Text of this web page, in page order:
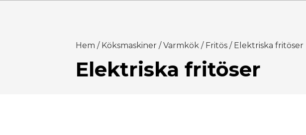
Hem / Köksmaskiner /Varmkök / Fritös / Elektriska fritöser
Elektriska fritöser